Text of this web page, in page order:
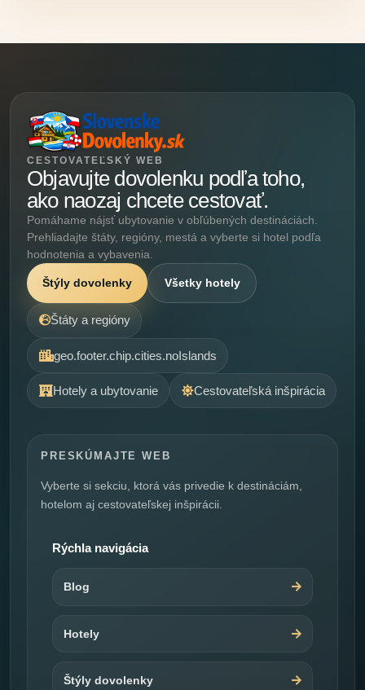
CESTOVATEĽSKÝ WEB
Objavujte dovolenku podľa toho,
ako naozaj chcete cestovať.
Pomáhame nájsť ubytovanie v obľúbených destináciách.
Prehliadajte štáty, regióny, mestá a vyberte si hotel podľa
hodnotenia a vybavenia.
Štýly dovolenky Všetky hotely
Štáty a regióny
geo.footer.chip.cities.noIslands
Hotely a ubytovanie Cestovateľská inšpirácia
PRESKÚMAJTE WEB
Vyberte si sekciu, ktorá vás privedie k destináciám,
hotelom aj cestovateľskej inšpirácii.
Rýchla navigácia
Blog
Hotely
Štýly dovolenky